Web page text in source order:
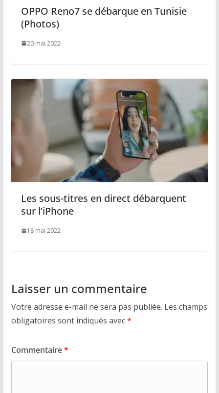
OPPO Reno7 se débarque en Tunisie
(Photos)
20 mai 2022
Les sous-titres en direct débarquent
sur l’iPhone
18 mai 2022
Laisser un commentaire
Votre adresse e-mail ne sera pas publiée. Les champs
obligatoires sont indiqués avec*
Commentaire*